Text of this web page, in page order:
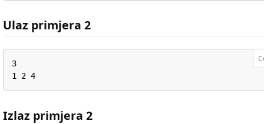
Ulaz primjera 2
3
1 2 4
Izlaz primjera 2